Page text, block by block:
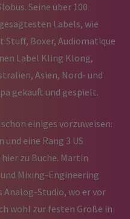
Seine über 100
Labels, wie
Stuff, Boxer, Audiomatique
Label Kling Klong,
Asien, Nord- und
gekauft und gespielt.
einiges vorzuweisen:
eine Rang 3 US
zu Buche. Martin
Mixing-Engineering
Analog-Studio, wo er vor
wohl zur festen Größe in